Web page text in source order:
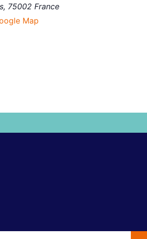
, 75002 France
Map